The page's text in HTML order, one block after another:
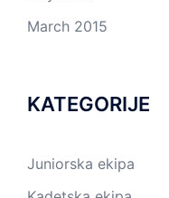
March 2015
KATEGORIJE
Juniorska ekipa